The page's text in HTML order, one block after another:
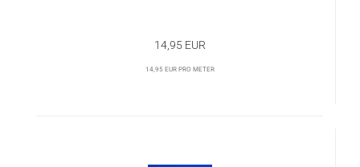
14,95 EUR
14,95 EUR pro Meter